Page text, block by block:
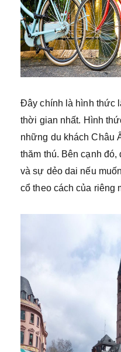
Đây chính là hình thức
thời gian nhất. Hình
những du khách Châu
thăm thú. Bên cạnh
và sự dẻo dai nếu
cổ theo cách của riêng